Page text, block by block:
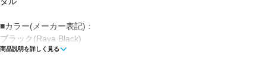
■カラー(メーカー表記)：
ブラック(Raya Black)
商品説明を詳しく見る